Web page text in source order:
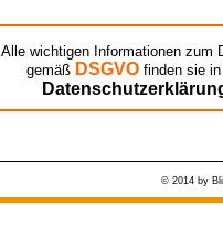
Alle wichtigen Informationen zum
gemäß DSGVO finden sie
© 2014 by